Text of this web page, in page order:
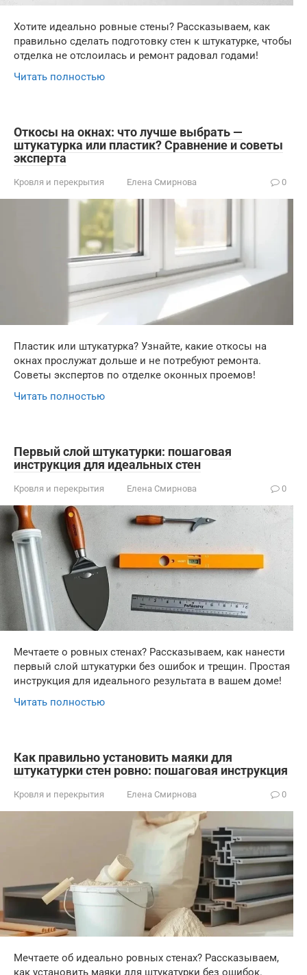
Хотите идеально ровные стены? Рассказываем, как
правильно сделать подготовку стен к штукатурке, чтобы
отделка не отслоилась и ремонт радовал годами!
Читать полностью
Откосы на окнах: что лучше выбрать —
штукатурка или пластик? Сравнение и советы
эксперта
Кровля и перекрытия Елена Смирнова 0
Пластик или штукатурка? Узнайте, какие откосы на
окнах прослужат дольше и не потребуют ремонта.
Советы экспертов по отделке оконных проемов!
Читать полностью
Первый слой штукатурки: пошаговая
инструкция для идеальных стен
Кровля и перекрытия Елена Смирнова 0
Мечтаете о ровных стенах? Рассказываем, как нанести
первый слой штукатурки без ошибок и трещин. Простая
инструкция для идеального результата в вашем доме!
Читать полностью
Как правильно установить маяки для
штукатурки стен ровно: пошаговая инструкция
Кровля и перекрытия Елена Смирнова 0
Мечтаете об идеально ровных стенах? Рассказываем,